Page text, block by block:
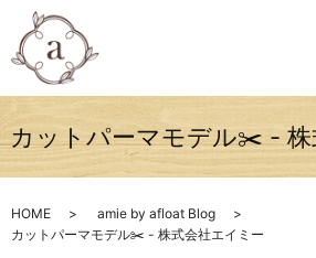
カットパーマモデル✂️ - 株
HOME
amie by afloat Blog
カットパーマモデル✂️ - 株式会社エイミー